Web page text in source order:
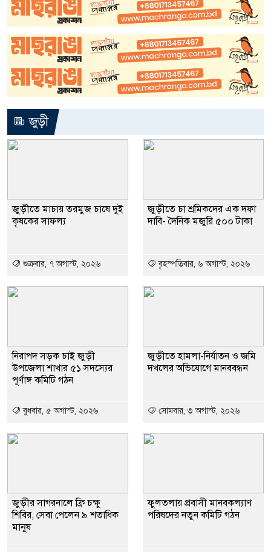
জন্মসূত্রে নাগরিকত্ব সীমিত করতে
ট্রাম্পের নতুন নির্বাহী আদেশ
১০
জুড়ী
জুড়ীতে মাচায় তরমুজ চাষে দুই
কৃষকের সাফল্য
শুক্রবার, ৭ অগাস্ট, ২০২৬
জুড়ীতে চা শ্রমিকদের এক দফা
দাবি- দৈনিক মজুরি ৫০০ টাকা
বৃহস্পতিবার, ৬ অগাস্ট, ২০২৬
নিরাপদ সড়ক চাই জুড়ী
উপজেলা শাখার ৫১ সদস্যের
পূর্ণাঙ্গ কমিটি গঠন
বুধবার, ৫ অগাস্ট, ২০২৬
জুড়ীতে হামলা-নির্যাতন ও জমি
দখলের অভিযোগে মানববন্ধন
সোমবার, ৩ অগাস্ট, ২০২৬
জুড়ীর সাগরনালে ফ্রি চক্ষু
শিবির, সেবা পেলেন ৯ শতাধিক
মানুষ
ফুলতলায় প্রবাসী মানবকল্যাণ
পরিষদের নতুন কমিটি গঠন